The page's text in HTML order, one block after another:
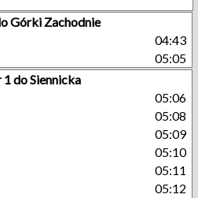
Górki Zachodnie
04:43
05:05
1 do Siennicka
05:06
05:08
05:09
05:10
05:11
05:12